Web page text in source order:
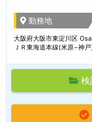
勤務地
大阪府大阪市東淀川区
ＪＲ東海道本線(米原−神
検